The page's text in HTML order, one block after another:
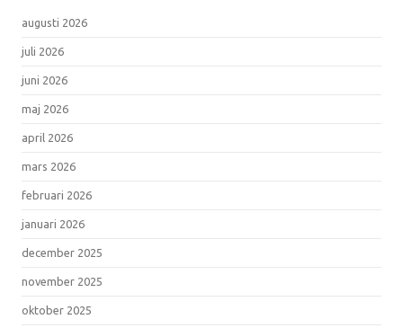
augusti 2026
juli 2026
juni 2026
maj 2026
april 2026
mars 2026
februari 2026
januari 2026
december 2025
november 2025
oktober 2025